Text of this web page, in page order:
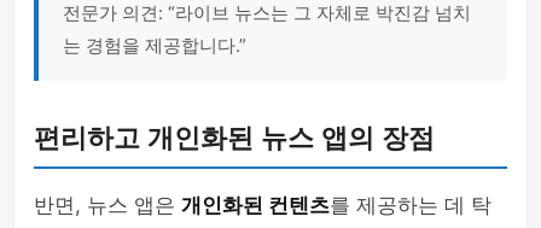
전문가 의견: “라이브 뉴스는 그 자체로 박진감 넘치
는 경험을 제공합니다.”
편리하고 개인화된 뉴스 앱의 장점
반면, 뉴스 앱은 개인화된 컨텐츠를 제공하는 데 탁